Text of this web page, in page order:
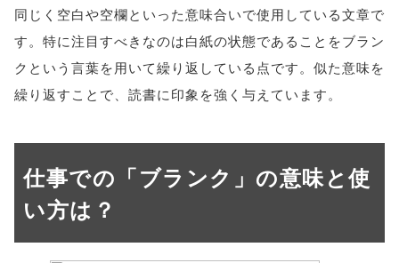
同じく空白や空欄といった意味合いで使用している文章で
す。特に注目すべきなのは白紙の状態であることをブラン
クという言葉を用いて繰り返している点です。似た意味を
繰り返すことで、読書に印象を強く与えています。
仕事での「ブランク」の意味と使
い方は？